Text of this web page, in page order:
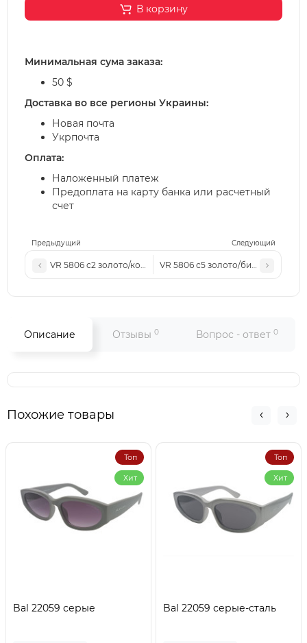
Предыдущий Следующий
VR 5806 с2 золото/коричневыеVR 5806 с5 золото/бирюзовые
В корзину
Минимальная сума заказа:
50 $
Доставка во все регионы Украины:
Новая почта
Укрпочта
Оплата:
Наложенный платеж
Предоплата на карту банка или расчетный
счет
Описание Отзывы 0 Вопрос - ответ 0
Похожие товары
Топ
Хит
Bal 22059 серые
Топ
Хит
Bal 22059 серые-сталь